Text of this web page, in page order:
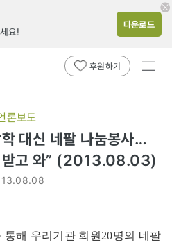
요!
다운로드
후원하기
전체
론보도
대신 네팔 나눔봉사…
받고 와” (2013.08.03)
통해 우리기관 회원20명의 네팔